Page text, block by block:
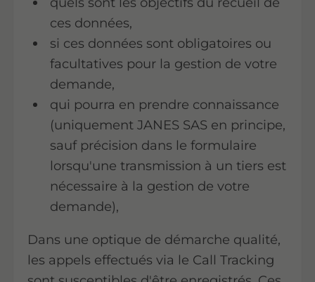
ces données,
si ces données sont obligatoires ou
facultatives pour la gestion de votre
demande,
qui pourra en prendre connaissance
(uniquement JANES SAS en principe,
sauf précision dans le formulaire
lorsqu'une transmission à un tiers est
nécessaire à la gestion de votre
demande),
Dans une optique de démarche qualité,
les appels effectués via le Call Tracking